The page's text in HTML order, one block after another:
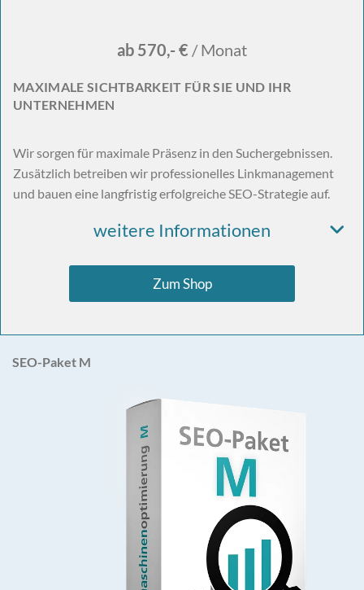
ab 570,- € / Monat
MAXIMALE SICHTBARKEIT FÜR SIE UND IHR
UNTERNEHMEN
Wir sorgen für maximale Präsenz in den Suchergebnissen.
Zusätzlich betreiben wir professionelles Linkmanagement
und bauen eine langfristig erfolgreiche SEO-Strategie auf.
weitere Informationen
Zum Shop
SEO-Paket M